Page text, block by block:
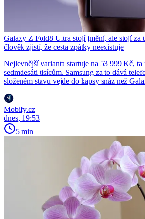
Galaxy Z Fold8 Ultra stojí jmění, ale stojí za
člověk zjistí, že cesta zpátky neexistuje
Nejlevnější varianta startuje na 53 999 Kč, ta
sedmdesáti tisícům. Samsung za to dává
složeném stavu vejde do kapsy snáz než
Mobify.cz
dnes, 19:53
5 min